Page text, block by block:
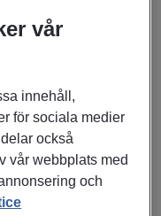
patientens
skede identifiera
insatser.
genom att
arbetet inom
vår
innehåll,
för sociala medier
också
vår webbplats med
och